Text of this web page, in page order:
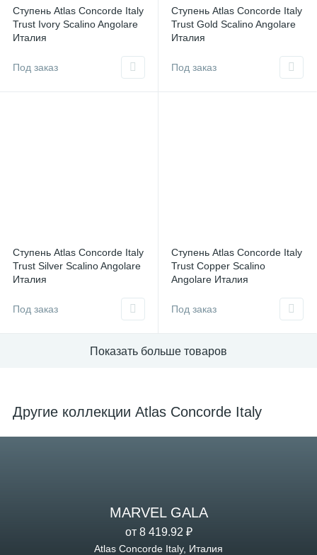
Ступень Atlas Concorde Italy
Trust Ivory Scalino Angolare
Италия
Под заказ
Ступень Atlas Concorde Italy
Trust Gold Scalino Angolare
Италия
Под заказ
Ступень Atlas Concorde Italy
Trust Silver Scalino Angolare
Италия
Под заказ
Ступень Atlas Concorde Italy
Trust Copper Scalino
Angolare Италия
Под заказ
Показать больше товаров
Другие коллекции Atlas Concorde Italy
MARVEL GALA
от 8 419.92 ₽
Atlas Concorde Italy, Италия